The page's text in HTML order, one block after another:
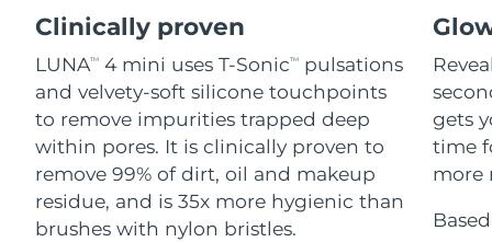
Clinically proven
LUNATM 4 mini uses T-SonicTM
pulsations
and velvety-soft silicone touchpoints
to remove impurities trapped deep
within pores. It is clinically proven to
remove 99% of dirt, oil and makeup
residue, and is 35x more hygienic than
brushes with nylon bristles.
gets
time
more
18% PAP
Kozmetik ürünleri
Tüm Ürünler
13/08/2026
Yunanistan
Tahmini teslim tarihi
Çin Hong Kong ÖİB
Tahmini teslim tarihi
10/08/2026
Macaristan
Tahmini teslim tarihi
09/08/2026